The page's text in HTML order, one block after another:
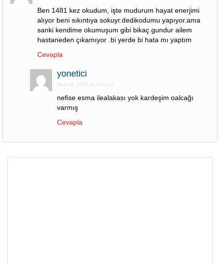
Ben 1481 kez okudum, işte mudurum hayat enerjimi
alıyor beni sıkıntıya sokuyr.dedikodumu yapıyor.ama
sanki kendime okumuşum gibi bikaç gundur ailem
hastaneden çıkamıyor .bi yerde bi hata mı yaptım
Cevapla
yonetici
May 22, 2015 at 9:45 pm
nefise esma ilealakası yok kardeşim oalcağı
varmış
Cevapla